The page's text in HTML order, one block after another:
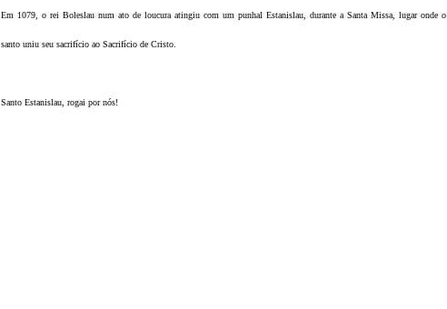
Em 1079, o rei Boleslau num ato de loucura atingiu com um punhal Estanislau, durante a Santa Missa, lugar onde o
santo uniu seu sacrifício ao Sacrifício de Cristo.
Santo Estanislau, rogai por nós!